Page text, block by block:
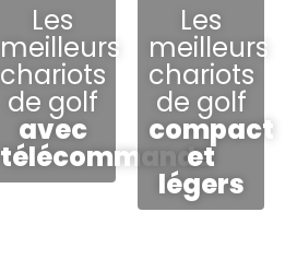
Les
meilleurs
chariots
de golf
avec
télécommande
Les
meilleurs
chariots
de golf
compact
et
légers